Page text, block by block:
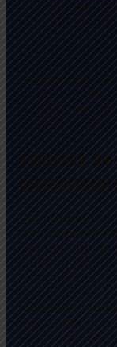
Les
Ces
potentiel de
l’engagement
proposent des
entraîne une
multipliant ainsi
Impact
Les
aussi la
l’attractivité de
mécaniques de
récompenses
encourage les
techniques,
transcendent
pour renforcer